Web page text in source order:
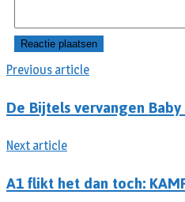
Previous article
De Bijtels vervangen
Next article
A1 flikt het dan toch: